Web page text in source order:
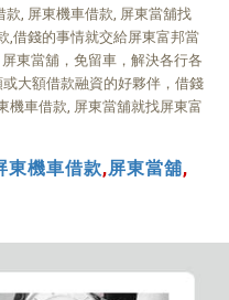
, 屏東機車借款, 屏東當舖找
,借錢的事情就交給屏東富邦當
東當舖，免留車，解決各行各
大額借款融資的好夥伴，借錢
機車借款, 屏東當舖就找屏東富
東機車借款,屏東當舖,